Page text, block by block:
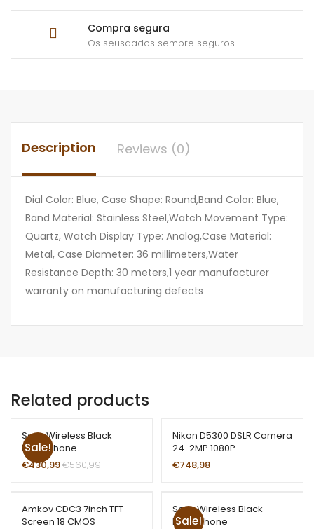
Compra segura
Os seusdados sempre seguros
Description Reviews (0)
Dial Color: Blue, Case Shape: Round,Band Color: Blue,
Band Material: Stainless Steel,Watch Movement Type:
Quartz, Watch Display Type: Analog,Case Material:
Metal, Case Diameter: 36 millimeters,Water
Resistance Depth: 30 meters,1 year manufacturer
warranty on manufacturing defects
Related products
Sale!
Sony Wireless Black
Headphone
€430,99€560,99
Nikon D5300 DSLR Camera
24-2MP 1080P
€748,98
Amkov CDC3 7inch TFT
Screen 18 CMOS
Sale!
Sony Wireless Black
Headphone